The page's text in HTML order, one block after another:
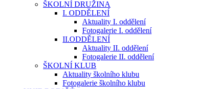
ŠKOLNÍ DRUŽINA
I. ODDĚLENÍ
Aktuality I. oddělení
Fotogalerie I. oddělení
II.ODDĚLENÍ
Aktuality II. oddělení
Fotogalerie II. oddělení
ŠKOLNÍ KLUB
Aktuality školního klubu
Fotogalerie školního klubu